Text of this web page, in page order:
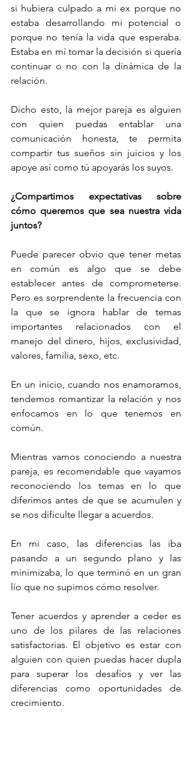
si hubiera culpado a mi ex porque no
estaba desarrollando mi potencial o
porque no tenía la vida que esperaba.
Estaba en mí tomar la decisión si quería
continuar o no con la dinámica de la
relación.
Dicho esto, la mejor pareja es alguien
con quien puedas entablar una
comunicación honesta, te permita
compartir tus sueños sin juicios y los
apoye así como tú apoyarás los suyos.
¿Compartimos expectativas sobre
cómo queremos que sea nuestra vida
juntos?
Puede parecer obvio que tener metas
en común es algo que se debe
establecer antes de comprometerse.
Pero es sorprendente la frecuencia con
la que se ignora hablar de temas
importantes relacionados con el
manejo del dinero, hijos, exclusividad,
valores, familia, sexo, etc.
En un inicio, cuando nos enamoramos,
tendemos romantizar la relación y nos
enfocamos en lo que tenemos en
común.
Mientras vamos conociendo a nuestra
pareja, es recomendable que vayamos
reconociendo los temas en lo que
diferimos antes de que se acumulen y
se nos dificulte llegar a acuerdos.
En mi caso, las diferencias las iba
pasando a un segundo plano y las
minimizaba, lo que terminó en un gran
lío que no supimos cómo resolver.
Tener acuerdos y aprender a ceder es
uno de los pilares de las relaciones
satisfactorias. El objetivo es estar con
alguien con quien puedas hacer dupla
para superar los desafíos y ver las
diferencias como oportunidades de
crecimiento.